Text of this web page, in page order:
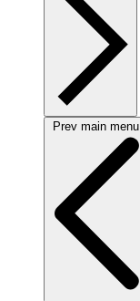
Prev main menu